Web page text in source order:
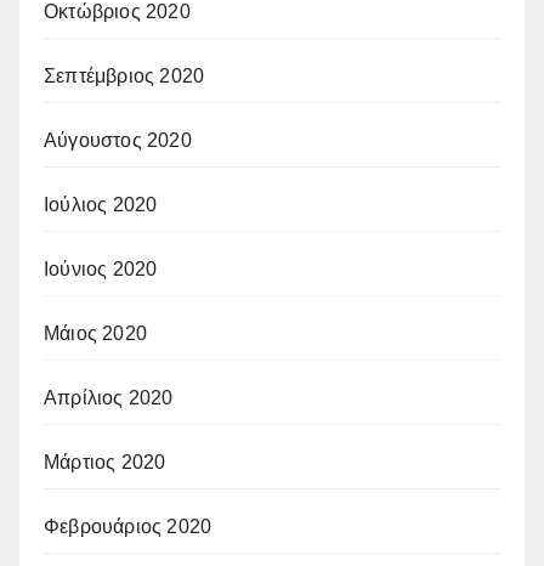
Οκτώβριος 2020
Σεπτέμβριος 2020
Αύγουστος 2020
Ιούλιος 2020
Ιούνιος 2020
Μάιος 2020
Απρίλιος 2020
Μάρτιος 2020
Φεβρουάριος 2020